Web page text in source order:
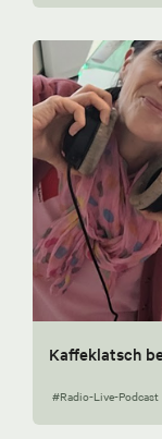
Kaffeklatsch
#Radio-Live-Podcast